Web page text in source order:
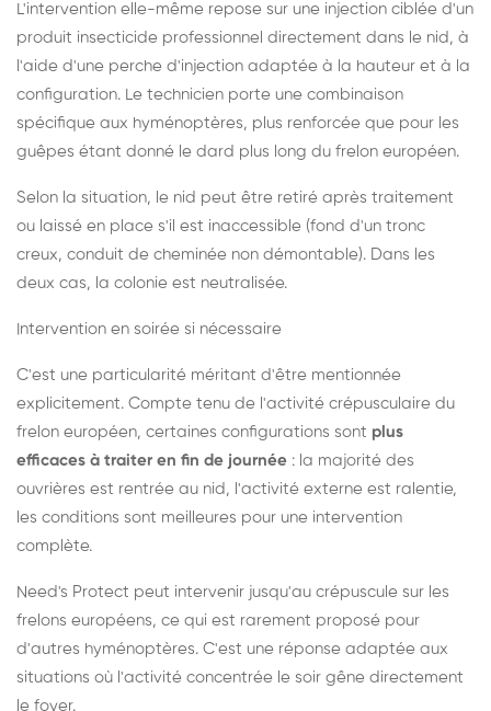
L'intervention elle-même repose sur une injection ciblée d'un
produit insecticide professionnel directement dans le nid, à
l'aide d'une perche d'injection adaptée à la hauteur et à la
configuration. Le technicien porte une combinaison
spécifique aux hyménoptères, plus renforcée que pour les
guêpes étant donné le dard plus long du frelon européen.
Selon la situation, le nid peut être retiré après traitement
ou laissé en place s'il est inaccessible (fond d'un tronc
creux, conduit de cheminée non démontable). Dans les
deux cas, la colonie est neutralisée.
Intervention en soirée si nécessaire
C'est une particularité méritant d'être mentionnée
explicitement. Compte tenu de l'activité crépusculaire du
frelon européen, certaines configurations sont plus
efficaces à traiter en fin de journée : la majorité des
ouvrières est rentrée au nid, l'activité externe est ralentie,
les conditions sont meilleures pour une intervention
complète.
Need's Protect peut intervenir jusqu'au crépuscule sur les
frelons européens, ce qui est rarement proposé pour
d'autres hyménoptères. C'est une réponse adaptée aux
situations où l'activité concentrée le soir gêne directement
le foyer.